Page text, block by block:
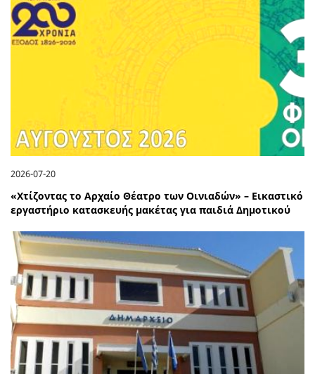
2026-07-20
«Χτίζοντας το Αρχαίο Θέατρο των Οινιαδών» – Εικαστικό
εργαστήριο κατασκευής μακέτας για παιδιά Δημοτικού